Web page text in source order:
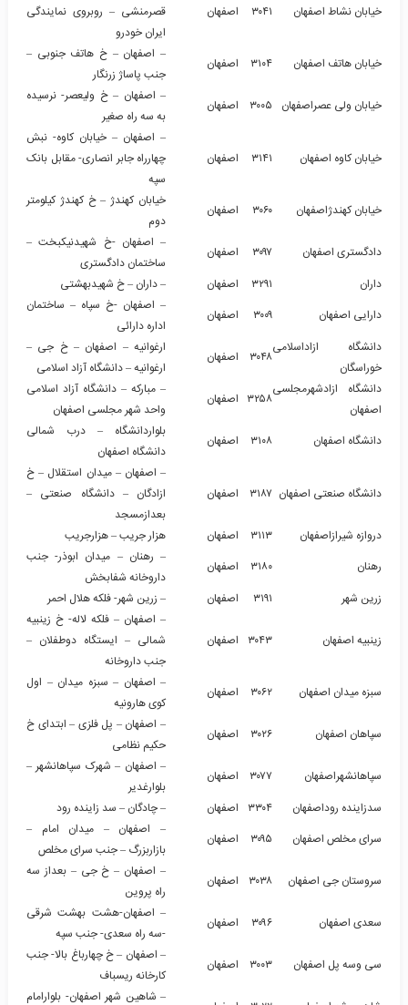
خیابان نشاط اصفهان ۳۰۴۱ اصفهان
قصرمنشی – روبروی نمایندگی
ایران خودرو
خیابان هاتف اصفهان
۳۱۰۴ اصفهان
– اصفهان – خ هاتف جنوبی –
جنب پاساژ زرنگار
خیابان ولی عصراصفهان ۳۰۰۵ اصفهان
– اصفهان – خ ولیعصر- نرسیده
به سه راه صغیر
خیابان کاوه اصفهان ۳۱۴۱ اصفهان
– اصفهان – خیابان کاوه- نبش
چهارراه جابر انصاری- مقابل بانک
سپه
خیابان کهندژاصفهان
۳۰۶۰ اصفهان
خیابان کهندژ – خ کهندژ کیلومتر
دوم
دادگستری اصفهان
۳۰۹۷ اصفهان
– اصفهان -خ شهیدنیکبخت –
ساختمان دادگستری
داران
۳۲۹۱ اصفهان
– داران – خ شهیدبهشتی
دارایی اصفهان
۳۰۰۹ اصفهان
– اصفهان -خ سپاه – ساختمان
اداره دارائی
دانشگاه ازاداسلامی
خوراسگان
۳۰۴۸ اصفهان
ارغوانیه – اصفهان – خ جی –
ارغوانیه – دانشگاه آزاد اسلامی
دانشگاه ازادشهرمجلسی
اصفهان
۳۲۵۸ اصفهان
– مبارکه – دانشگاه آزاد اسلامی
واحد شهر مجلسی اصفهان
دانشگاه اصفهان
۳۱۰۸ اصفهان
بلواردانشگاه – درب شمالی
دانشگاه اصفهان
دانشگاه صنعتی اصفهان ۳۱۸۷ اصفهان
– اصفهان – میدان استقلال – خ
ازادگان – دانشگاه صنعتی –
بعدازمسجد
دروازه شیرازاصفهان
۳۱۱۳ اصفهان
هزار جریب – هزارجریب
رهنان
۳۱۸۰ اصفهان
– رهنان – میدان ابوذر- جنب
داروخانه شفابخش
زرین شهر
۳۱۹۱ اصفهان – زرین شهر- فلکه هلال احمر
زینبیه اصفهان ۳۰۴۳ اصفهان
– اصفهان – فلکه لاله- خ زینبیه
شمالی – ایستگاه دوطفلان –
جنب داروخانه
سبزه میدان اصفهان
۳۰۶۲ اصفهان
– اصفهان – سبزه میدان – اول
کوی هارونیه
سپاهان اصفهان
۳۰۲۶ اصفهان
– اصفهان – پل فلزی – ابتدای خ
حکیم نظامی
سپاهانشهراصفهان
۳۰۷۷ اصفهان
– اصفهان – شهرک سپاهانشهر –
بلوارغدیر
سدزاینده روداصفهان
۳۳۰۴ اصفهان
– چادگان – سد زاینده رود
سرای مخلص اصفهان
۳۰۹۵ اصفهان
– اصفهان – میدان امام –
بازاربزرگ – جنب سرای مخلص
سروستان جی اصفهان
۳۰۳۸ اصفهان
– اصفهان – خ جی – بعداز سه
راه پروین
سعدی اصفهان
۳۰۹۶ اصفهان
– اصفهان-هشت بهشت شرقی
-سه راه سعدی- جنب سپه
سی وسه پل اصفهان
۳۰۰۳ اصفهان
– اصفهان – خ چهارباغ بالا- جنب
کارخانه ریسباف
– شاهین شهر اصفهان- بلوارامام